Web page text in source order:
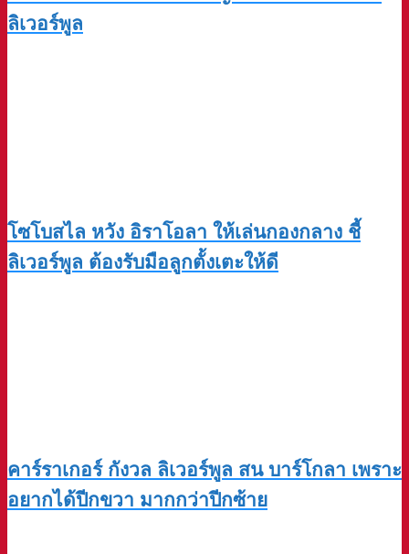
ลิเวอร์พูล
โซโบสไล หวัง อิราโอลา ให้เล่นกองกลาง ชี้
ลิเวอร์พูล ต้องรับมือลูกตั้งเตะให้ดี
คาร์ราเกอร์ กังวล ลิเวอร์พูล สน บาร์โกลา เพราะ
อยากได้ปีกขวา มากกว่าปีกซ้าย